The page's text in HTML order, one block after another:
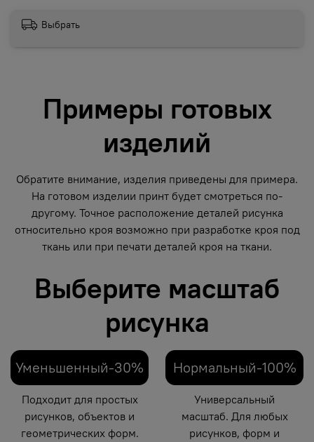
Выбрать
Примеры готовых
изделий
Обратите внимание, изделия приведены для примера.
На готовом изделии принт будет смотреться по-
другому. Точное расположение деталей рисунка
относительно кроя возможно при разработке кроя под
ткань или при печати деталей кроя на ткани.
Выберите масштаб
рисунка
Уменьшенный-30%
Подходит для простых
рисунков, объектов и
геометрических форм.
Нормальный-100%
Универсальный
масштаб. Для любых
рисунков, форм и